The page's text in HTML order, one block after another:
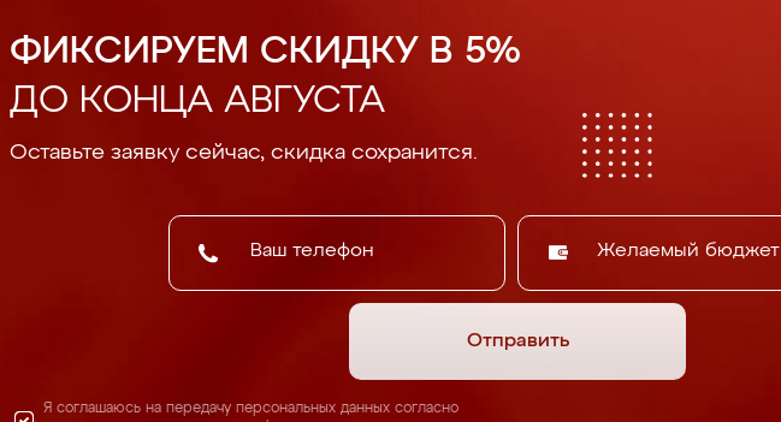
ФИКСИРУЕМ СКИДКУ В 5%
ДО КОНЦА АВГУСТА
Оставьте заявку сейчас, скидка сохранится.
Желаемый бюджет
Отправить
Я соглашаюсь на передачу персональных данных согласно